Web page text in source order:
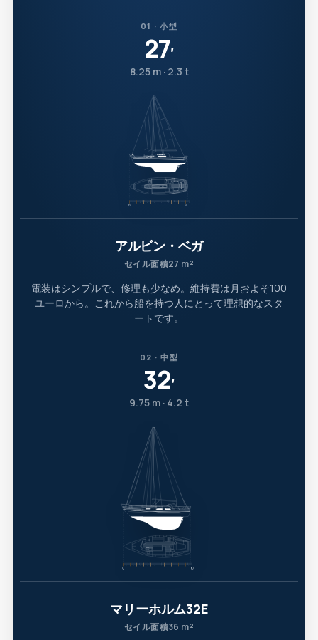
01 · 小型
27′
8.25 m · 2.3 t
アルビン・ベガ
セイル面積27 m²
電装はシンプルで、修理も少なめ。維持費は月およそ100
ユーロから。これから船を持つ人にとって理想的なスタ
ートです。
02 · 中型
32′
9.75 m · 4.2 t
マリーホルム32E
セイル面積36 m²